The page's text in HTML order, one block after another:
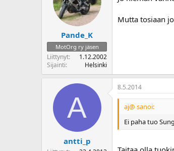
Pande_K
MotOrg ry jäsen
Liittynyt
1.12.2002
Sijainti
Helsinki
Mutta tosiaan
A
antti_p
8.5.2014
aj@ sanoi:
Ei paha tuo